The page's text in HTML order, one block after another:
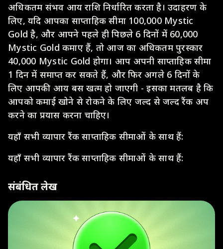
अधिकतम संभव आय राशि निर्धारित करता है। उदाहरण के
लिए, यदि आपका साप्ताहिक सीमा 100,000 Mystic
Gold है, और आपने पहले ही पिछले 6 दिनों में 60,000
Mystic Gold कमाए हैं, तो आज का अधिकतम पुरस्कार
40,000 Mystic Gold होगा। आप अपनी साप्ताहिक सीमा
1 दिन में समाप्त कर सकते हैं, और फिर अगले 6 दिनों के
लिए आपकी आय बस खत्म हो जाएगी - इसका मतलब है कि
आपको कमाई खोने से रोकने के लिए जल्द से जल्द रैंक अप
करने का प्रयास करना चाहिए।
यहाँ सभी व्यापार रैंक साप्ताहिक सीमाओं के साथ हैं:
यहाँ सभी व्यापार रैंक साप्ताहिक सीमाओं के साथ हैं:
संबंधित लेख